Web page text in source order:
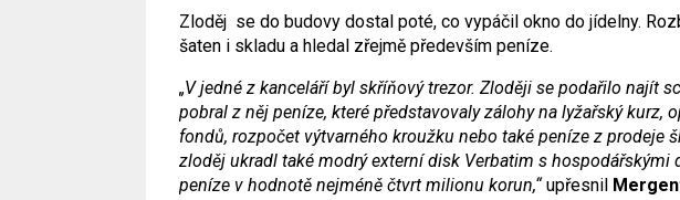
Zloděj se do budovy dostal poté, co vypáčil okno do jídelny.
šaten i skladu a hledal zřejmě především peníze.
„V jedné z kanceláří byl skříňový trezor. Zloději se podařilo najít
pobral z něj peníze, které představovaly zálohy na lyžařský kurz,
fondů, rozpočet výtvarného kroužku nebo také peníze z prodeje
zloděj ukradl také modrý externí disk Verbatim s hospodářskými
peníze v hodnotě nejméně čtvrt milionu korun,“upřesnil